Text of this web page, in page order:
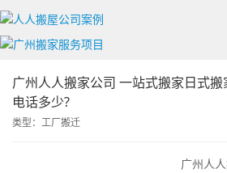
广州人人搬家公司 一站式搬家日式
电话多少?
类型： 工厂搬迁
广州人人搬家公司